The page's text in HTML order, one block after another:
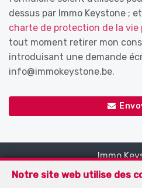
dessus par Immo Keystone ;
charte de protection de la vie
tout moment retirer mon
introduisant une demande
info@immokeystone.be.
Notre site web utilise des
Immo
Rue